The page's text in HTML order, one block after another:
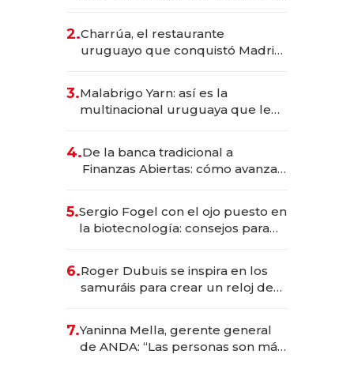
millones
2.Charrúa, el restaurante
uruguayo que conquistó Madrid:
anticipación y prepara apertura
3.Malabrigo Yarn: así es la
multinacional uruguaya que le
4.De la banca tradicional a
Finanzas Abiertas: cómo avanza
5.Sergio Fogel con el ojo puesto en
la biotecnología: consejos para
6.Roger Dubuis se inspira en los
samuráis para crear un reloj de
7.Yaninna Mella, gerente general
de ANDA: “Las personas son más